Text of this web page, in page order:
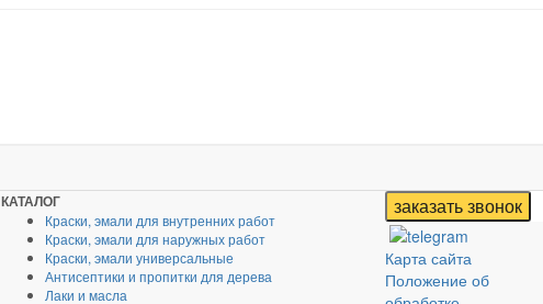
КАТАЛОГ
Краски, эмали для внутренних работ
Краски, эмали для наружных работ
Краски, эмали универсальные
Антисептики и пропитки для дерева
Лаки и масла
Карта сайта
Положение об